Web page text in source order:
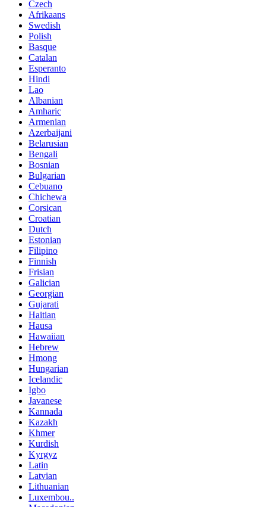
Czech
Afrikaans
Swedish
Polish
Basque
Catalan
Esperanto
Hindi
Lao
Albanian
Amharic
Armenian
Azerbaijani
Belarusian
Bengali
Bosnian
Bulgarian
Cebuano
Chichewa
Corsican
Croatian
Dutch
Estonian
Filipino
Finnish
Frisian
Galician
Georgian
Gujarati
Haitian
Hausa
Hawaiian
Hebrew
Hmong
Hungarian
Icelandic
Igbo
Javanese
Kannada
Kazakh
Khmer
Kurdish
Kyrgyz
Latin
Latvian
Lithuanian
Luxembou..